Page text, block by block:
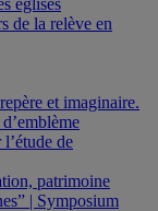
de la relève en
et imaginaire.
de
patrimoine
| Symposium